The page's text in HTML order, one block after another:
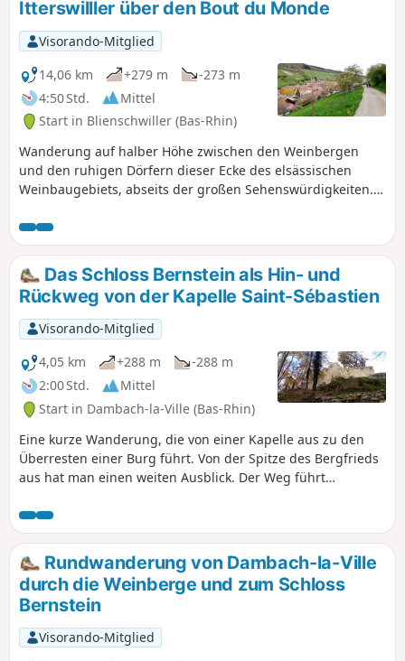
Itterswilller über den Bout du Monde
Visorando-Mitglied
14,06 km
+279 m
-273 m
4:50 Std.
Mittel
Start in Blienschwiller (Bas-Rhin)
Wanderung auf halber Höhe zwischen den Weinbergen
und den ruhigen Dörfern dieser Ecke des elsässischen
Weinbaugebiets, abseits der großen Sehenswürdigkeiten.
Picknicktische.
Das Schloss Bernstein als Hin- und
Rückweg von der Kapelle Saint-Sébastien
Visorando-Mitglied
4,05 km
+288 m
-288 m
2:00 Std.
Mittel
Start in Dambach-la-Ville (Bas-Rhin)
Eine kurze Wanderung, die von einer Kapelle aus zu den
Überresten einer Burg führt. Von der Spitze des Bergfrieds
aus hat man einen weiten Ausblick. Der Weg führt
Weinbergen.
Rundwanderung von Dambach-la-Ville
durch die Weinberge und zum Schloss
Bernstein
Visorando-Mitglied